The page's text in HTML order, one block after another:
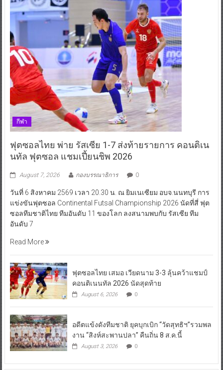
กีฬา
ฟุตซอลไทย พ่าย รัสเซีย 1-7 ส่งท้ายรายการ คอนติเน
นทัล ฟุตซอล แชมเปี้ยนชิพ 2026
August 7, 2026 กองบรรณาธิการ 0
วันที่ 6 สิงหาคม 2569 เวลา 20.30 น. ณ ยิมเนเซียม อบจ.นนทบุรี การ
แข่งขันฟุตซอล Continental Futsal Championship 2026 นัดที่สี่ ฟุต
ซอลทีมชาติไทย ทีมอันดับ 11 ของโลก ลงสนามพบกับ รัสเซีย ทีม
อันดับ 7
Read More
ฟุตซอลไทย เสมอ เวียดนาม 3-3 ลุ้นคว้าแชมป์
คอนติเนนทัล 2026 นัดสุดท้าย
August 6, 2026 0
อดีตแข้งดังทีมชาติ ยุคบุกเบิก “วัดสุทธิฯ”รวมพล
งาน “สิงห์สะพานปลา” คืนถิ่น 8 ส.ค.นี้
August 3, 2026 0